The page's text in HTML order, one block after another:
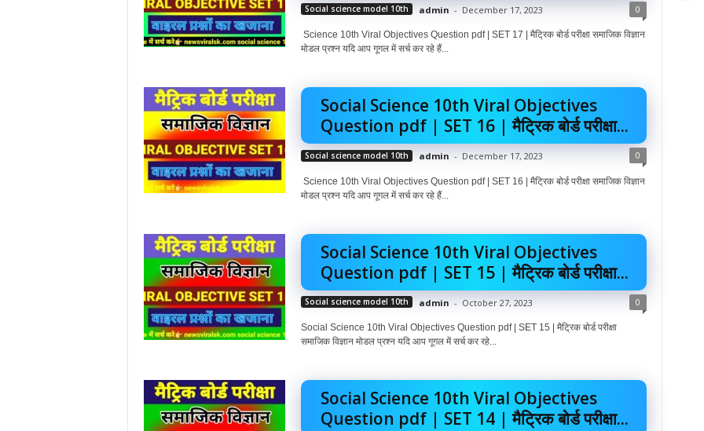
Social science model 10th admin - December 17, 2023 0
Science 10th Viral Objectives Question pdf | SET 17 | मैट्रिक बोर्ड परीक्षा समाजिक विज्ञान
मोडल प्रश्न यदि आप गूगल में सर्च कर रहे हैं...
Social Science 10th Viral Objectives
Question pdf | SET 16 | मैट्रिक बोर्ड परीक्षा...
Social science model 10th admin - December 17, 2023 0
Science 10th Viral Objectives Question pdf | SET 16 | मैट्रिक बोर्ड परीक्षा समाजिक विज्ञान
मोडल प्रश्न यदि आप गूगल में सर्च कर रहे हैं...
Social Science 10th Viral Objectives
Question pdf | SET 15 | मैट्रिक बोर्ड परीक्षा...
Social science model 10th admin - October 27, 2023 0
Social Science 10th Viral Objectives Question pdf | SET 15 | मैट्रिक बोर्ड परीक्षा
समाजिक विज्ञान मोडल प्रश्न यदि आप गूगल में सर्च कर रहे...
Social Science 10th Viral Objectives
Question pdf | SET 14 | मैट्रिक बोर्ड परीक्षा...